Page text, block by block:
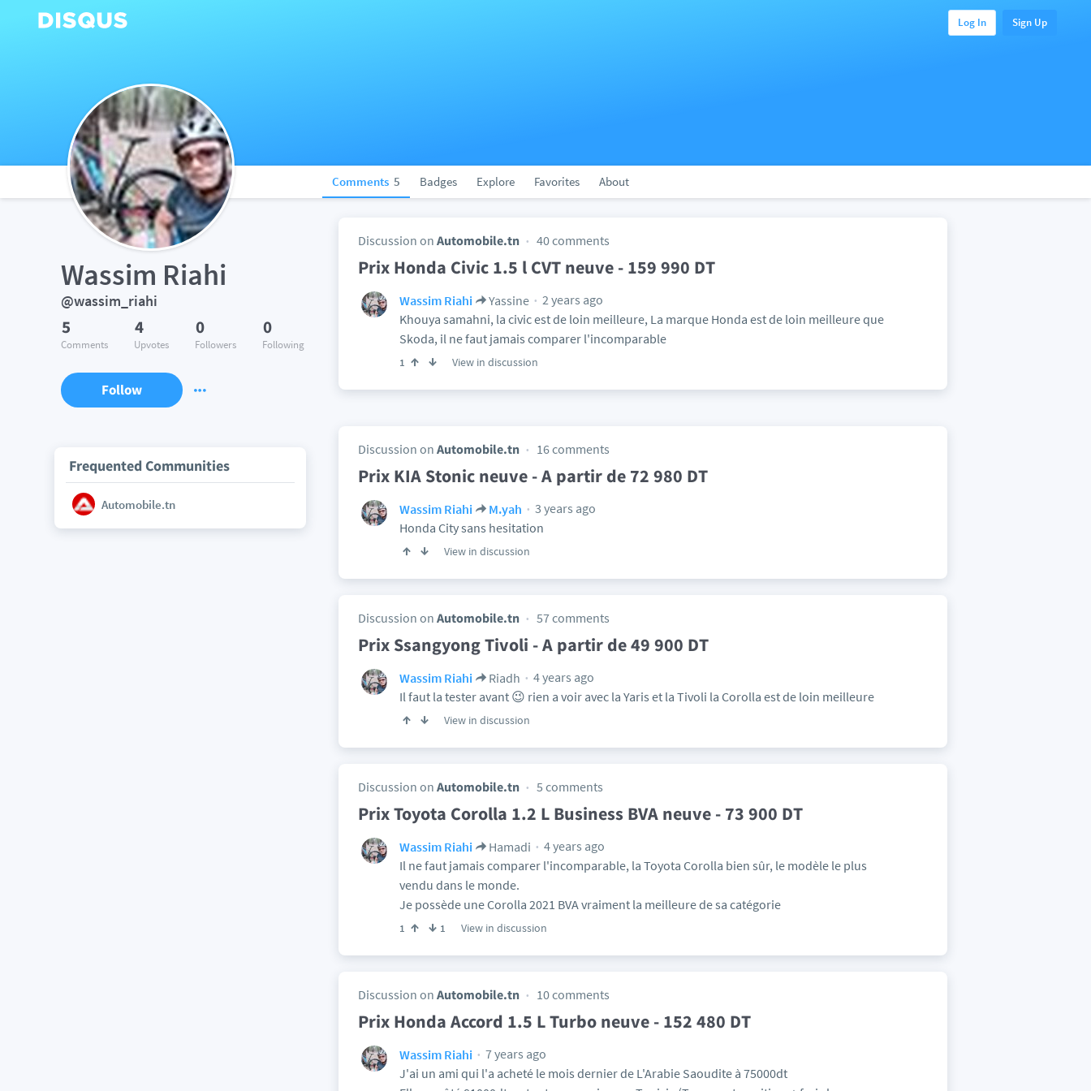
Log In Sign Up
Comments 5 Badges Explore Favorites About
Wassim Riahi
@wassim_riahi
5
Comments
4
Upvotes
0
Followers
0
Following
Follow
Frequented Communities
Automobile.tn
Discussion on Automobile.tn 40 comments
Prix Honda Civic 1.5 l CVT neuve - 159 990 DT
Wassim Riahi Yassine
2 years ago
Khouya samahni, la civic est de loin meilleure, La marque Honda est de loin meilleure que
Skoda, il ne faut jamais comparer l'incomparable
1 View in discussion
Discussion on Automobile.tn 16 comments
Prix KIA Stonic neuve - A partir de 72 980 DT
Wassim Riahi M.yah
3 years ago
Honda City sans hesitation
View in discussion
Discussion on Automobile.tn 57 comments
Prix Ssangyong Tivoli - A partir de 49 900 DT
Wassim Riahi Riadh
4 years ago
Il faut la tester avant 😉 rien a voir avec la Yaris et la Tivoli la Corolla est de loin meilleure
View in discussion
Discussion on Automobile.tn 5 comments
Prix Toyota Corolla 1.2 L Business BVA neuve - 73 900 DT
Wassim Riahi Hamadi
4 years ago
Il ne faut jamais comparer l'incomparable, la Toyota Corolla bien sûr, le modèle le plus
vendu dans le monde.
Je possède une Corolla 2021 BVA vraiment la meilleure de sa catégorie
1 1 View in discussion
Discussion on Automobile.tn 10 comments
Prix Honda Accord 1.5 L Turbo neuve - 152 480 DT
Wassim Riahi
7 years ago
J'ai un ami qui l'a acheté le mois dernier de L'Arabie Saoudite à 75000dt